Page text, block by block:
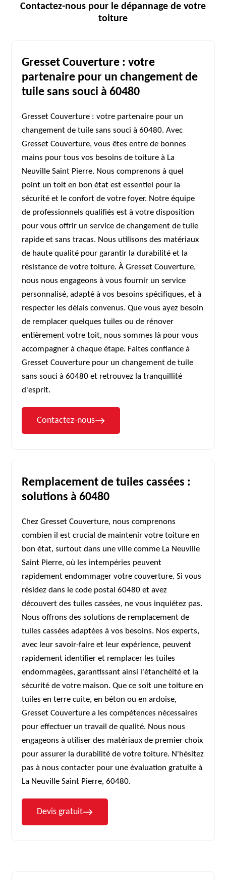
Contactez-nous pour le dépannage de votre
toiture
Gresset Couverture : votre
partenaire pour un changement de
tuile sans souci à 60480
Gresset Couverture : votre partenaire pour un
changement de tuile sans souci à 60480. Avec
Gresset Couverture, vous êtes entre de bonnes
mains pour tous vos besoins de toiture à La
Neuville Saint Pierre. Nous comprenons à quel
point un toit en bon état est essentiel pour la
sécurité et le confort de votre foyer. Notre équipe
de professionnels qualifiés est à votre disposition
pour vous offrir un service de changement de tuile
rapide et sans tracas. Nous utilisons des matériaux
de haute qualité pour garantir la durabilité et la
résistance de votre toiture. À Gresset Couverture,
nous nous engageons à vous fournir un service
personnalisé, adapté à vos besoins spécifiques, et à
respecter les délais convenus. Que vous ayez besoin
de remplacer quelques tuiles ou de rénover
entièrement votre toit, nous sommes là pour vous
accompagner à chaque étape. Faites confiance à
Gresset Couverture pour un changement de tuile
sans souci à 60480 et retrouvez la tranquillité
d'esprit.
Contactez-nous
Remplacement de tuiles cassées :
solutions à 60480
Chez Gresset Couverture, nous comprenons
combien il est crucial de maintenir votre toiture en
bon état, surtout dans une ville comme La Neuville
Saint Pierre, où les intempéries peuvent
rapidement endommager votre couverture. Si vous
résidez dans le code postal 60480 et avez
découvert des tuiles cassées, ne vous inquiétez pas.
Nous offrons des solutions de remplacement de
tuiles cassées adaptées à vos besoins. Nos experts,
avec leur savoir-faire et leur expérience, peuvent
rapidement identifier et remplacer les tuiles
endommagées, garantissant ainsi l'étanchéité et la
sécurité de votre maison. Que ce soit une toiture en
tuiles en terre cuite, en béton ou en ardoise,
Gresset Couverture a les compétences nécessaires
pour effectuer un travail de qualité. Nous nous
engageons à utiliser des matériaux de premier choix
pour assurer la durabilité de votre toiture. N'hésitez
pas à nous contacter pour une évaluation gratuite à
La Neuville Saint Pierre, 60480.
Devis gratuit